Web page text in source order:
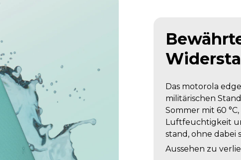
Das motorola
militärischen
Sommer mit 60
Luftfeuchtigkeit
stand, ohne dabei
Aussehen zu